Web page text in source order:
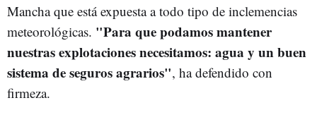
Mancha que está expuesta a todo tipo de inclemencias
meteorológicas. "Para que podamos mantener
nuestras explotaciones necesitamos: agua y un buen
sistema de seguros agrarios", ha defendido con
firmeza.